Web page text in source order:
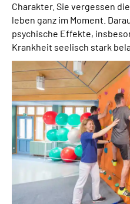
Charakter. Sie vergessen
leben ganz im Moment.
psychische Effekte,
Krankheit seelisch stark